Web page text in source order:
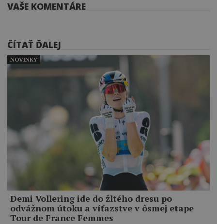
VAŠE KOMENTÁRE
ČÍTAŤ ĎALEJ
Demi Vollering ide do žltého dresu po
odvážnom útoku a víťazstve v ôsmej etape
Tour de France Femmes
NOVINKY